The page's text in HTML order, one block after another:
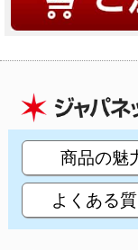
商品の魅
よくある